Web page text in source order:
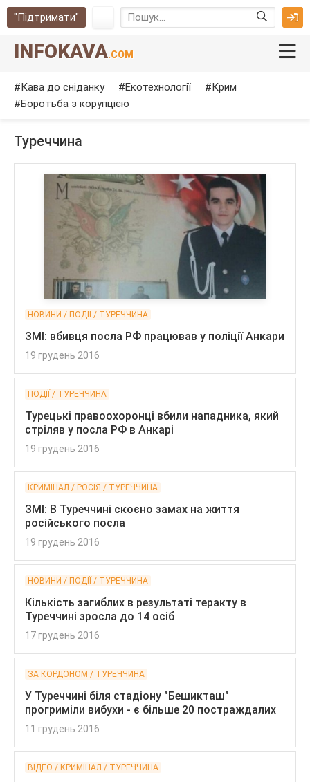
"Підтримати"
INFOKAVA.COM
Кава до сніданку Екотехнології
Крим
Боротьба з корупцією
Туреччина
НОВИНИ / ПОДІЇ / ТУРЕЧЧИНА
ЗМІ: вбивця посла РФ працював у поліції Анкари
19 грудень 2016
ПОДІЇ / ТУРЕЧЧИНА
Турецькі правоохоронці вбили нападника, який
стріляв у посла РФ в Анкарі
19 грудень 2016
КРИМІНАЛ / РОСІЯ / ТУРЕЧЧИНА
ЗМІ: В Туреччині скоєно замах на життя
російського посла
19 грудень 2016
НОВИНИ / ПОДІЇ / ТУРЕЧЧИНА
Кількість загиблих в результаті теракту в
Туреччині зросла до 14 осіб
17 грудень 2016
ЗА КОРДОНОМ / ТУРЕЧЧИНА
У Туреччині біля стадіону "Бешикташ"
прогриміли вибухи - є більше 20 постраждалих
11 грудень 2016
ВІДЕО / КРИМІНАЛ / ТУРЕЧЧИНА